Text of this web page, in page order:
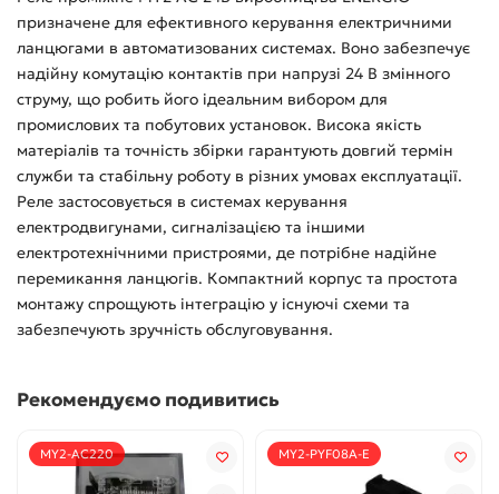
призначене для ефективного керування електричними
ланцюгами в автоматизованих системах. Воно забезпечує
надійну комутацію контактів при напрузі 24 В змінного
струму, що робить його ідеальним вибором для
промислових та побутових установок. Висока якість
матеріалів та точність збірки гарантують довгий термін
служби та стабільну роботу в різних умовах експлуатації.
Реле застосовується в системах керування
електродвигунами, сигналізацією та іншими
електротехнічними пристроями, де потрібне надійне
перемикання ланцюгів. Компактний корпус та простота
монтажу спрощують інтеграцію у існуючі схеми та
забезпечують зручність обслуговування.
Рекомендуємо подивитись
MY2-AC220 MY2-PYF08A-E